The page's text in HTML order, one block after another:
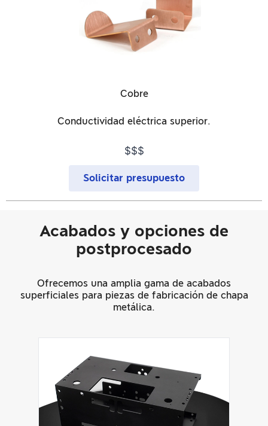
Cobre
Conductividad eléctrica superior.
$$$
Solicitar presupuesto
Acabados y opciones de
postprocesado
Ofrecemos una amplia gama de acabados
superficiales para piezas de fabricación de chapa
metálica.